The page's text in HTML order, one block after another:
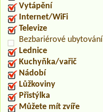
Vytápění
Internet/WiFi
Televize
Bezbariérové ubytování
Lednice
Kuchyňka/vařič
Nádobí
Lůžkoviny
Přistýlka
Můžete mít zvíře